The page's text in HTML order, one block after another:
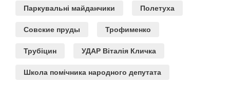
Паркувальні майданчики Полетуха
Совские пруды Трофименко
Трубіцин УДАР Віталія Кличка
Школа помічника народного депутата